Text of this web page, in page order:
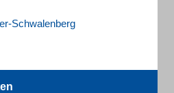
Schwalenberg